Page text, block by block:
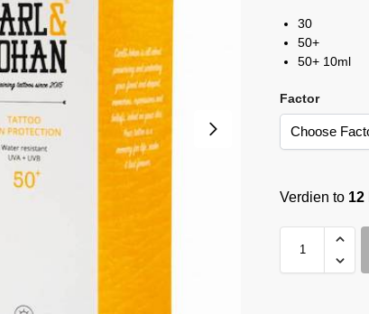
30
50+
50+ 10ml
Factor
Verdien to 12